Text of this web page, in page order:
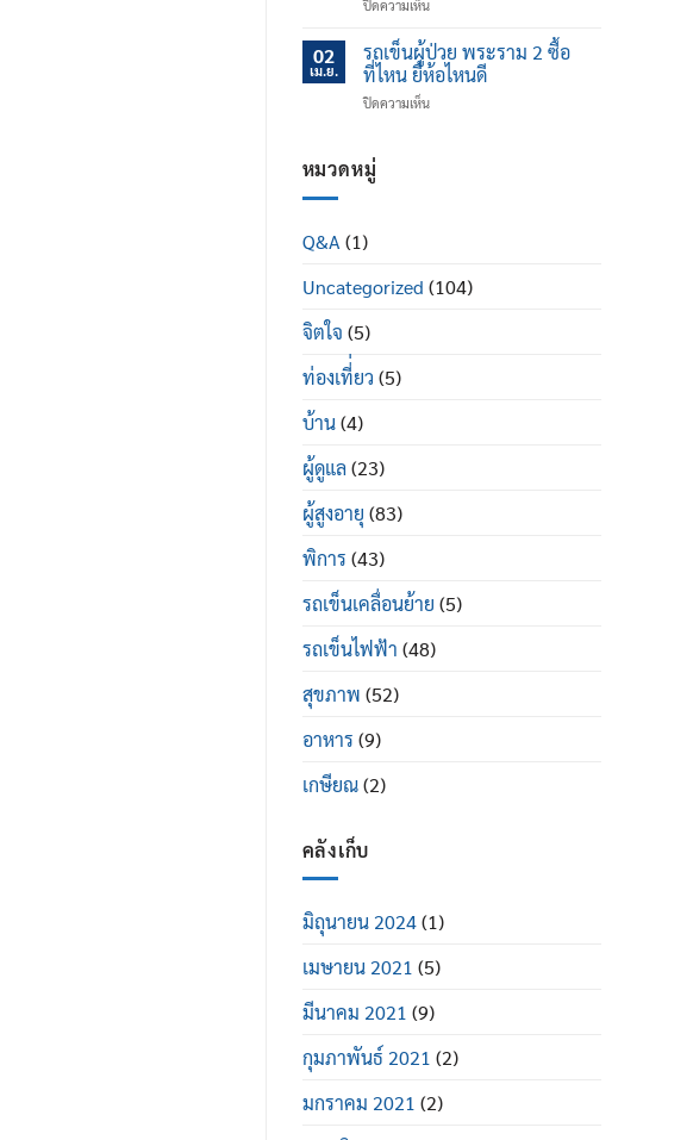
ไหน
เอน
ปรับ
นอน
ดี
ปิดความเห็นบน
ช่วย
ป้องกัน
ข้อ
เข่า
02
เม.ย.
รถเข็นผู้ป่วย พระราม 2 ซื้อ
ที่ไหน ยี่ห้อไหนดี
ปิดความเห็นบน
ยี่ห้อ
หมวดหมู่
Q&A (1)
Uncategorized (104)
จิตใจ (5)
ท่องเที่่ยว (5)
บ้าน(4)
ผู้ดูแล (23)
ผู้สูงอายุ (83)
พิการ (43)
รถเข็นเคลื่อนย้าย (5)
รถเข็นไฟฟ้า (48)
สุขภาพ (52)
อาหาร (9)
เกษียณ(2)
คลังเก็บ
มิถุนายน 2024(1)
เมษายน 2021 (5)
มีนาคม 2021 (9)
กุมภาพันธ์ 2021 (2)
มกราคม 2021 (2)